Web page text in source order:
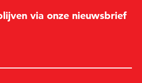
via onze nieuwsbrief